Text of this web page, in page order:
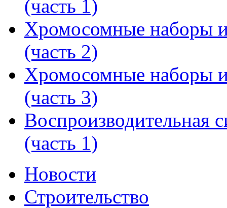
(часть 1)
Хромосомные наборы и
(часть 2)
Хромосомные наборы и
(часть 3)
Воспроизводительная
(часть 1)
Новости
Строительство